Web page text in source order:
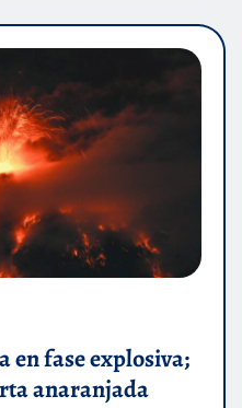
en fase explosiva;
anaranjada